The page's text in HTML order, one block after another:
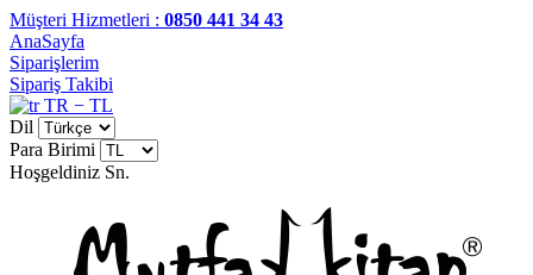
Müşteri Hizmetleri : 0850 441 34 43
AnaSayfa
Siparişlerim
Sipariş Takibi
TR − TL
Dil
Para Birimi
Hoşgeldiniz Sn.